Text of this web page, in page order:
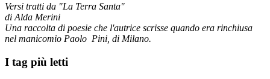
Versi tratti da "La Terra Santa"
di Alda Merini
Una raccolta di poesie che l'autrice scrisse quando era rinchiusa
nel manicomio Paolo Pini, di Milano.
I tag più letti